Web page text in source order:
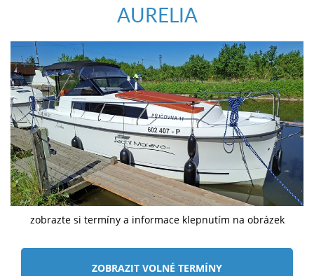
AURELIA
zobrazte si termíny a informace klepnutím na obrázek
ZOBRAZIT VOLNÉ TERMÍNY